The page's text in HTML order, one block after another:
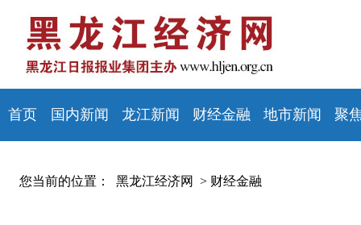
首页 国内新闻 龙江新闻 财经金融 地市新闻 聚
您当前的位置： 黑龙江经济网 > 财经金融